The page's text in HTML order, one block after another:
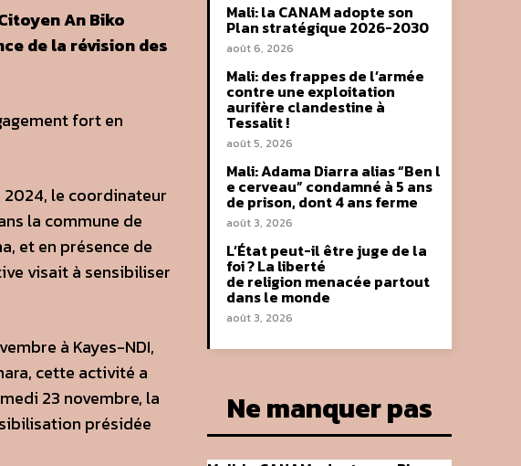
An Biko
de la révision des
fort en
2024, le coordinateur
la commune de
et en présence de
visait à sensibiliser
à Kayes-NDI,
cette activité a
23 novembre, la
présidée
Mali: la CANAM adopte son
Plan stratégique 2026-2030
août 6, 2026
Mali: des frappes de l’armée
contre une exploitation
aurifère clandestine à
Tessalit !
août 5, 2026
Mali: Adama Diarra alias “Ben l
e cerveau” condamné à 5 ans
de prison, dont 4 ans ferme
août 3, 2026
L’État peut-il être juge de la
foi ? La liberté
de religion menacée partout
dans le monde
août 3, 2026
Ne manquer pas